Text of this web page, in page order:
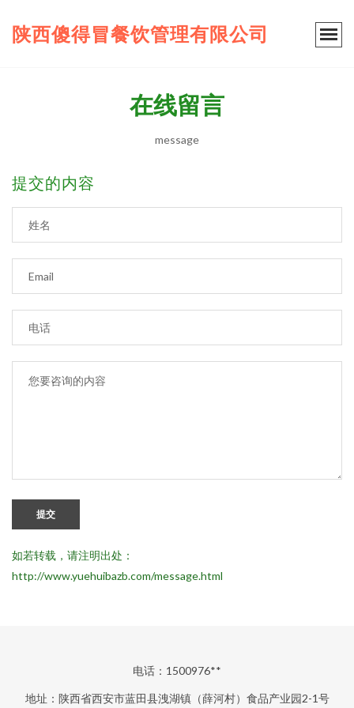
陕西傻得冒餐饮管理有限公司
在线留言
message
提交的内容
提交
如若转载，请注明出处：
http://www.yuehuibazb.com/message.html
电话：1500976**
地址：陕西省西安市蓝田县洩湖镇（薛河村）食品产业园2-1号